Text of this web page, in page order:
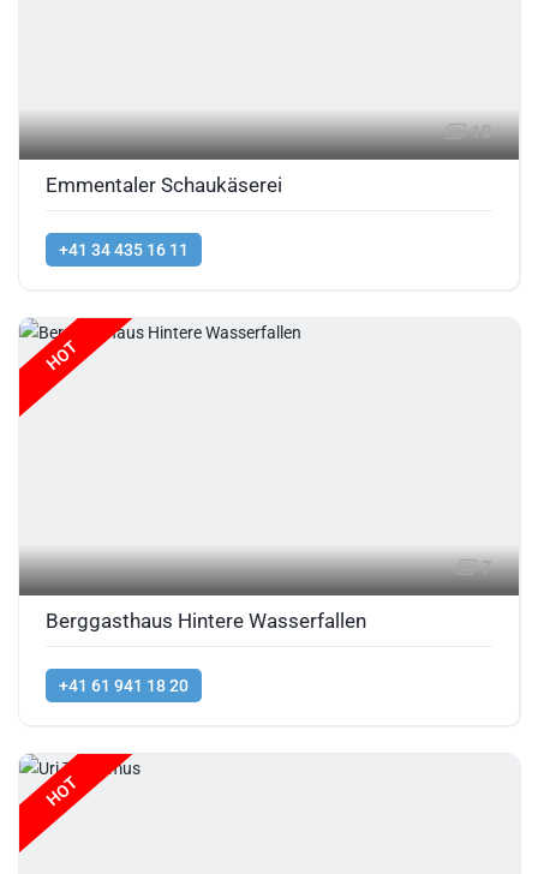
10
Emmentaler Schaukäserei
+41 34 435 16 11
HOT
7
Berggasthaus Hintere Wasserfallen
+41 61 941 18 20
HOT